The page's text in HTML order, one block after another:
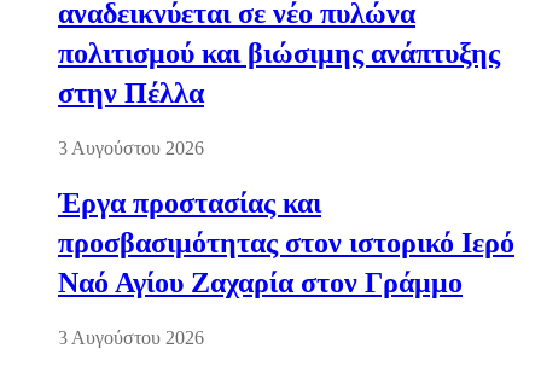
αναδεικνύεται σε νέο πυλώνα
πολιτισμού και βιώσιμης ανάπτυξης
στην Πέλλα
3 Αυγούστου 2026
Έργα προστασίας και
προσβασιμότητας στον ιστορικό Ιερό
Ναό Αγίου Ζαχαρία στον Γράμμο
3 Αυγούστου 2026